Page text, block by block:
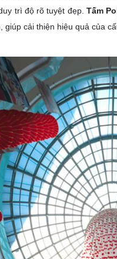
trì độ rõ tuyệt đẹp. Tấm
cải thiện hiệu quả của